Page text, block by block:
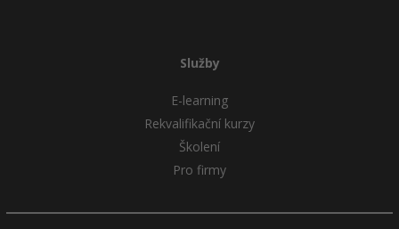
Služby
E-learning
Rekvalifikační kurzy
Školení
Pro firmy